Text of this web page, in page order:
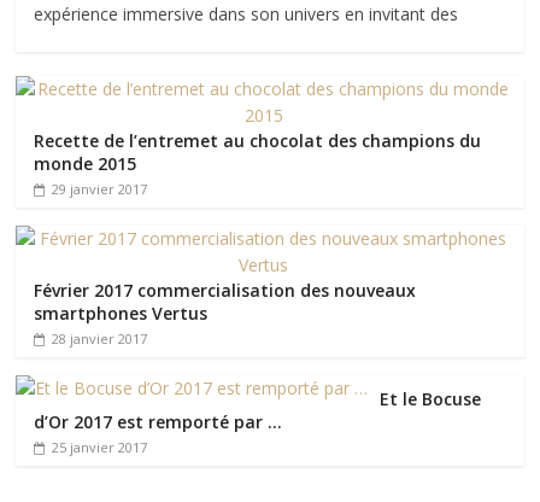
expérience immersive dans son univers en invitant des
Recette de l’entremet au chocolat des champions du
monde 2015
29 janvier 2017
Février 2017 commercialisation des nouveaux
smartphones Vertus
28 janvier 2017
Et le Bocuse
d’Or 2017 est remporté par …
25 janvier 2017